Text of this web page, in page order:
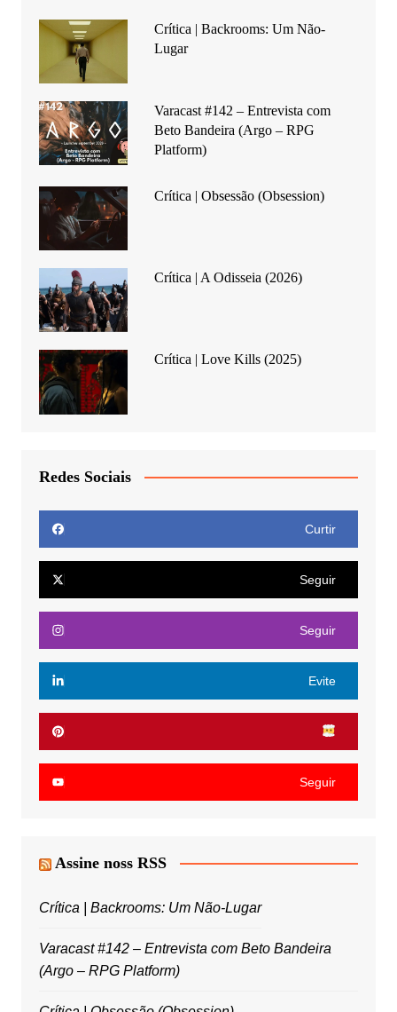
Crítica | Backrooms: Um Não-
Lugar
Varacast #142 – Entrevista com
Beto Bandeira (Argo – RPG
Platform)
Crítica | Obsessão (Obsession)
Crítica | A Odisseia (2026)
Crítica | Love Kills (2025)
Redes Sociais
Curtir
Seguir
Seguir
Evite
Seguir
Assine noss RSS
Crítica | Backrooms: Um Não-Lugar
Varacast #142 – Entrevista com Beto Bandeira
(Argo – RPG Platform)